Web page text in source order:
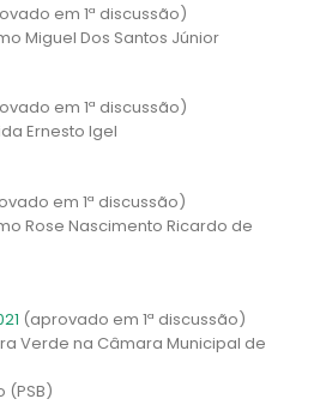
em 1ª discussão)
Miguel Dos Santos Júnior
em 1ª discussão)
Ernesto Igel
em 1ª discussão)
Rose Nascimento Ricardo de
(aprovado em 1ª discussão)
Verde na Câmara Municipal de
(PSB)